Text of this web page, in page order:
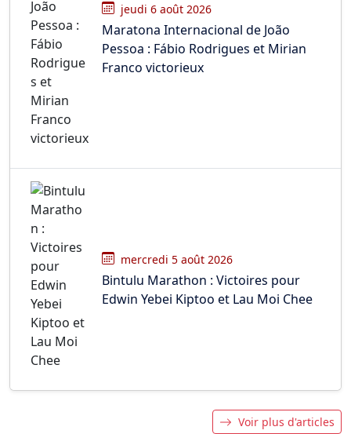
jeudi 6 août 2026
Maratona Internacional de João
Pessoa : Fábio Rodrigues et Mirian
Franco victorieux
mercredi 5 août 2026
Bintulu Marathon : Victoires pour
Edwin Yebei Kiptoo et Lau Moi Chee
Voir plus d'articles